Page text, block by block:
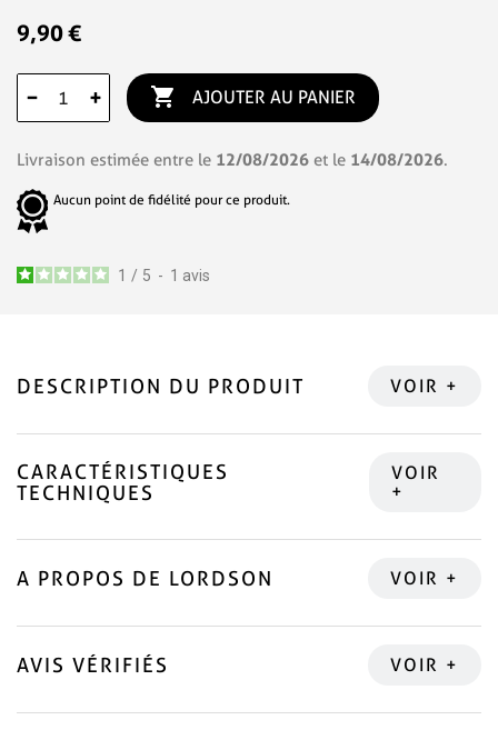
9,90 €
− +  AJOUTER AU PANIER
Livraison estimée entre le 12/08/2026 et le 14/08/2026.
Aucun point de fidélité pour ce produit.
1 / 5 - 1 avis
DESCRIPTION DU PRODUIT
CARACTÉRISTIQUES
TECHNIQUES
A PROPOS DE LORDSON
AVIS VÉRIFIÉS